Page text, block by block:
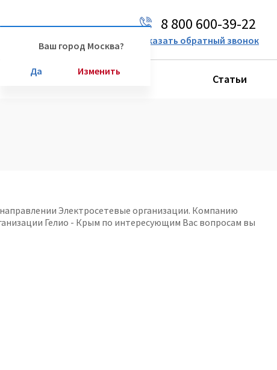
Ваш город Москва?
Да Изменить
8 800 600-39-22
Заказать обратный звонок
Производители Статьи
Электросетевые организации. Компанию
Гелио - Крым по интересующим Вас вопросам вы